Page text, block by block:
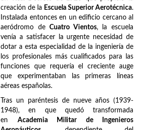
creación de la Escuela Superior Aerotécnica.
Instalada entonces en un edificio cercano al
aeródromo deCuatro Vientos, la escuela
venía a satisfacer la urgente necesidad de
dotar a esta especialidad de la ingeniería de
los profesionales más cualificados para las
funciones que requería el creciente auge
que experimentaban las primeras líneas
aéreas españolas.
Tras un paréntesis de nueve años (1939-
1948), en que quedó transformada
en Academia Militar de Ingenieros